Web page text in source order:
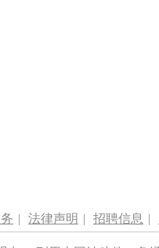
| 法律声明 | 招聘信息 |